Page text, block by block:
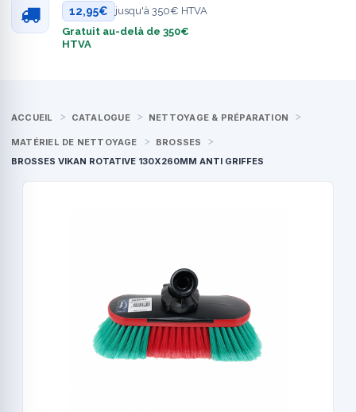
12,95€
jusqu'à 350€ HTVA
Gratuit au-delà de 350€
HTVA
ACCUEIL CATALOGUE NETTOYAGE & PRÉPARATION
MATÉRIEL DE NETTOYAGE
BROSSES
BROSSES VIKAN ROTATIVE 130X260MM ANTI GRIFFES